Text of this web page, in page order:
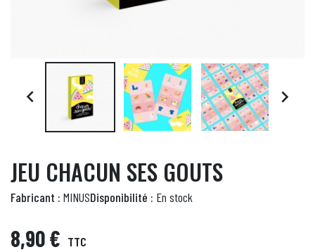
 
JEU CHACUN SES GOUTS
Fabricant : MINUSDisponibilité : En stock
8,90 € TTC